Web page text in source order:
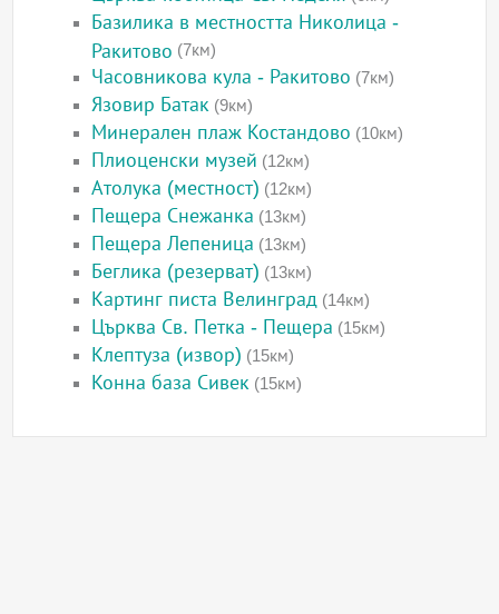
Базилика в местността Николица -
Ракитово (7км)
Часовникова кула - Ракитово (7км)
Язовир Батак (9км)
Минерален плаж Костандово (10км)
Плиоценски музей (12км)
Атолука (местност) (12км)
Пещера Снежанка (13км)
Пещера Лепеница (13км)
Беглика (резерват) (13км)
Картинг писта Велинград (14км)
Църква Св. Петка - Пещера (15км)
Клептуза (извор) (15км)
Конна база Сивек (15км)